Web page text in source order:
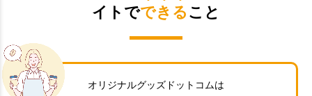
イトでできる こと
オリジナルグッズドットコムは